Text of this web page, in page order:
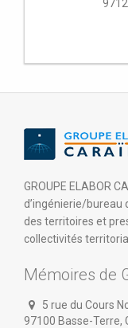
GROUPE ELABOR
d’ingénierie/bureau
des territoires et
collectivités
Mémoires de
5 rue du Cours
97100 Basse-Terre,